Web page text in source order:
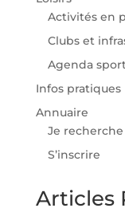
Activités en
Clubs et
Agenda
Infos pratiques
Annuaire
Je
S’inscrire
Articles